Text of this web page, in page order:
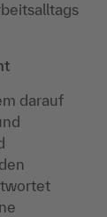
darauf